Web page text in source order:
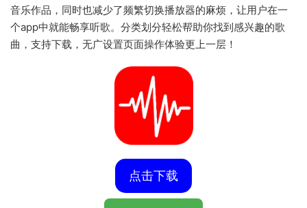
音乐作品，同时也减少了频繁切换播放器的麻烦，让用户在一
个app中就能畅享听歌。分类划分轻松帮助你找到感兴趣的歌
曲，支持下载，无广设置页面操作体验更上一层！
点击下载